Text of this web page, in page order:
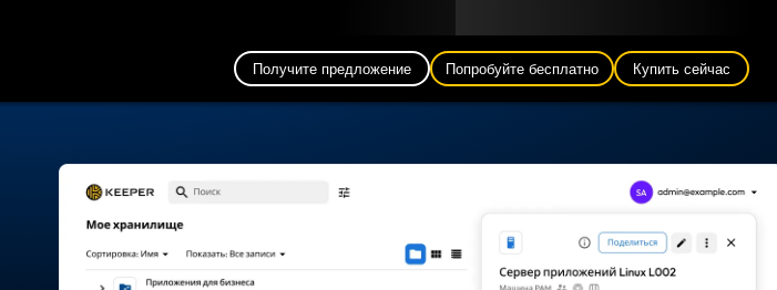
Получите предложение Попробуйте бесплатно Купить сейчас